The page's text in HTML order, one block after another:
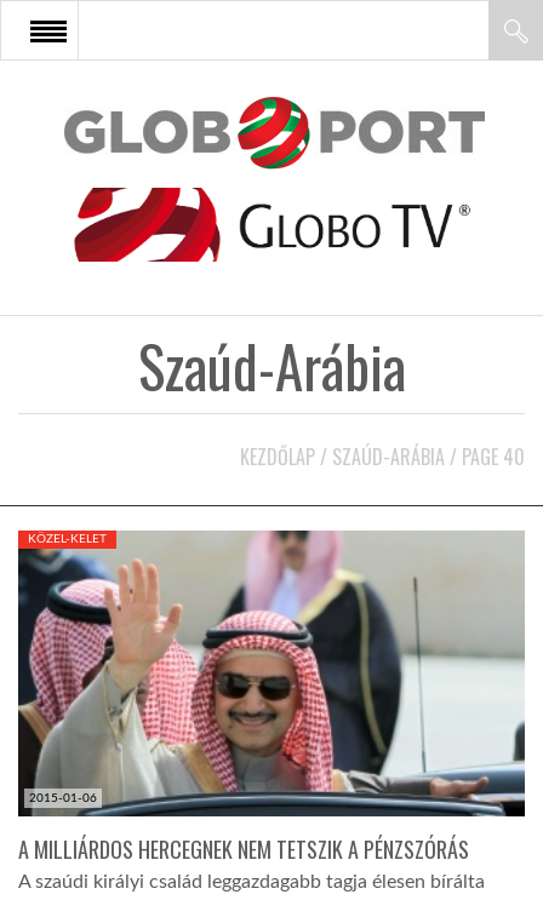
FŐOLDAL
AFRIKA
KÖZEL-KELET
AUSZTRÁLIA
A VILÁG ITTHON
Szaúd-Arábia
KEZDŐLAP / SZAÚD-ARÁBIA / PAGE 40
2015-01-06
KÖZEL-KELET
A MILLIÁRDOS HERCEGNEK NEM TETSZIK A PÉNZSZÓRÁS
A szaúdi királyi család leggazdagabb tagja élesen bírálta